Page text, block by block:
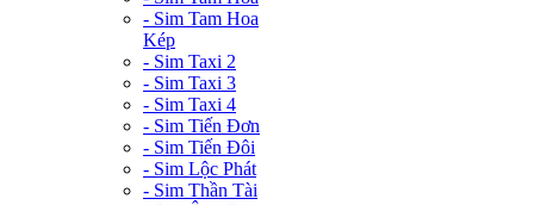
- Sim Tam Hoa
Kép
- Sim Taxi 2
- Sim Taxi 3
- Sim Taxi 4
- Sim Tiến Đơn
- Sim Tiến Đôi
- Sim Lộc Phát
- Sim Thần Tài